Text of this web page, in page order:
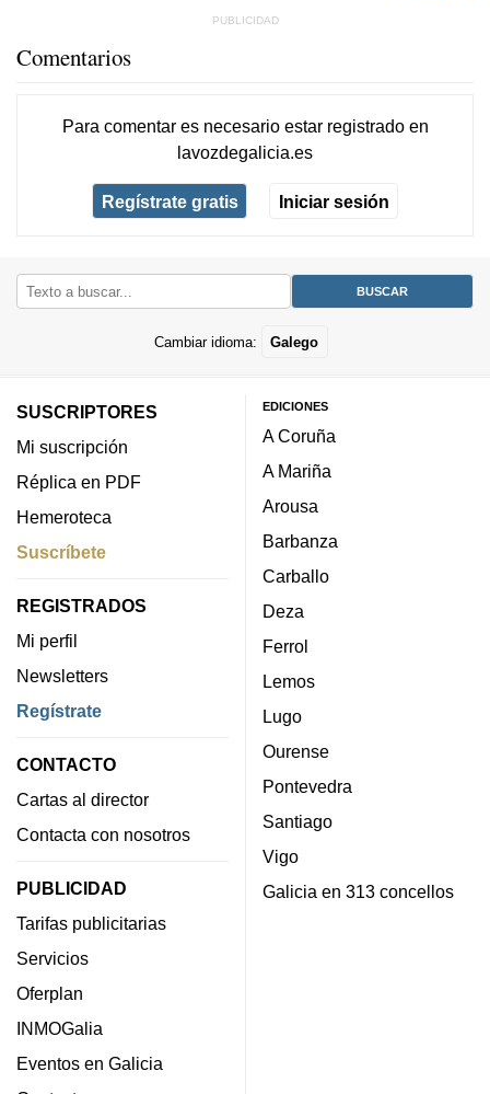
Comentarios
Para comentar es necesario estar registradoen
lavozdegalicia.es
Regístrate gratis Iniciar sesión
Cambiar idioma: Galego
SUSCRIPTORES
Mi suscripción
Réplica en PDF
Hemeroteca
Suscríbete
REGISTRADOS
Mi perfil
Newsletters
Regístrate
CONTACTO
Cartas al director
Contacta con nosotros
PUBLICIDAD
Tarifas publicitarias
Servicios
Oferplan
INMOGalia
Eventos en Galicia
EDICIONES
A Coruña
A Mariña
Arousa
Barbanza
Carballo
Deza
Ferrol
Lemos
Lugo
Ourense
Pontevedra
Santiago
Vigo
Galicia en 313 concellos